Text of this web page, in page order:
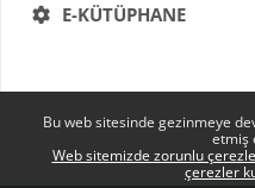
Bu web sitesinde gezinmeye
etmiş
Web sitemizde zorunlu
çerezler
E-KÜTÜPHANE